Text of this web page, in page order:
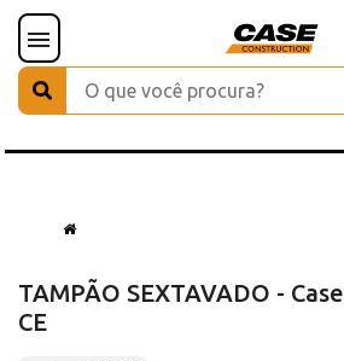
TAMPÃO SEXTAVADO - Case
CE